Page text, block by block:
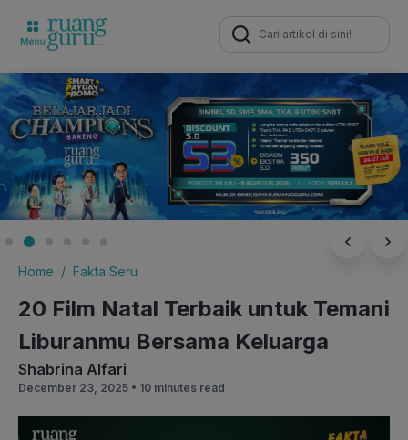
Search
for:
Home Fakta Seru
20 Film Natal Terbaik untuk Temani
Liburanmu Bersama Keluarga
Shabrina Alfari
December 23, 2025 • 10 minutes read